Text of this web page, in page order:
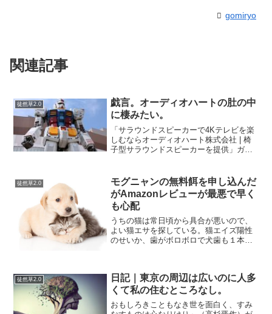
gomiryo
関連記事
徒然草2.0
戯言。オーディオハートの肚の中
に棲みたい。
「サラウンドスピーカーで4Kテレビを楽
しむならオーディオハート株式会社 | 椅
子型サラウンドスピーカーを提供」ガン
スピーカーついている卵型のいれものだ
というだけなら、...
徒然草2.0
モグニャンの無料餌を申し込んだ
がAmazonレビューが最悪で早く
も心配
うちの猫は常日頃から具合が悪いので、
よい猫エサを探している。猫エイズ陽性
のせいか、歯がボロボロで犬歯も１本抜
エサがない。そのへんで売...
徒然草2.0
日記｜東京の周辺は広いのに人多
くて私の住むところなし。
おもしろきこともなき世を面白く、すみ